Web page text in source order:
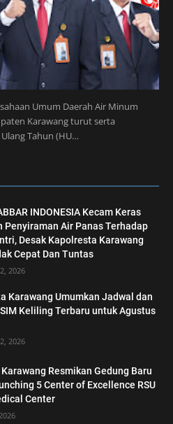
Umum Daerah Air Minum
Karawang turut serta
Tahun (HU…
INDONESIA Kecam Keras
Penyiraman Air Panas Terhadap
Desak Kapolresta Karawang
Cepat Dan Tuntas
2026
Karawang Umumkan Jadwal dan
Keliling Terbaru untuk Agustus
2026
Resmikan Gedung Baru
5 Center of Excellence RSU
Center